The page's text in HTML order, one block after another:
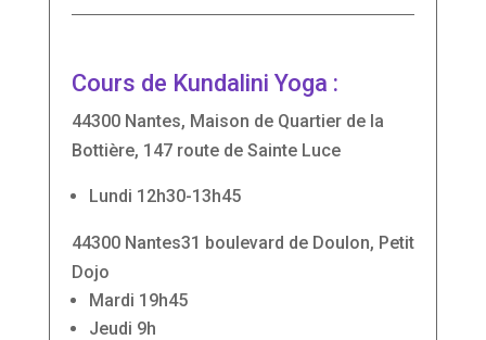
Cours de Kundalini Yoga :
44300 Nantes, Maison de Quartier de la
Bottière, 147 route de Sainte Luce
Lundi 12h30-13h45
44300 Nantes31 boulevard de Doulon, Petit
Dojo
Mardi 19h45
Jeudi 9h